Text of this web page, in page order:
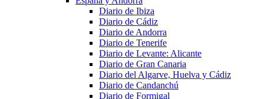
Diario de Ibiza
Diario de Cádiz
Diario de Andorra
Diario de Tenerife
Diario de Levante: Alicante
Diario de Gran Canaria
Diario del Algarve, Huelva y Cádiz
Diario de Candanchú
Diario de Formigal